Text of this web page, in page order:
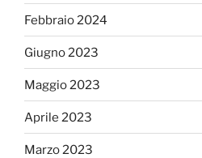
Febbraio 2024
Giugno 2023
Maggio 2023
Aprile 2023
Marzo 2023